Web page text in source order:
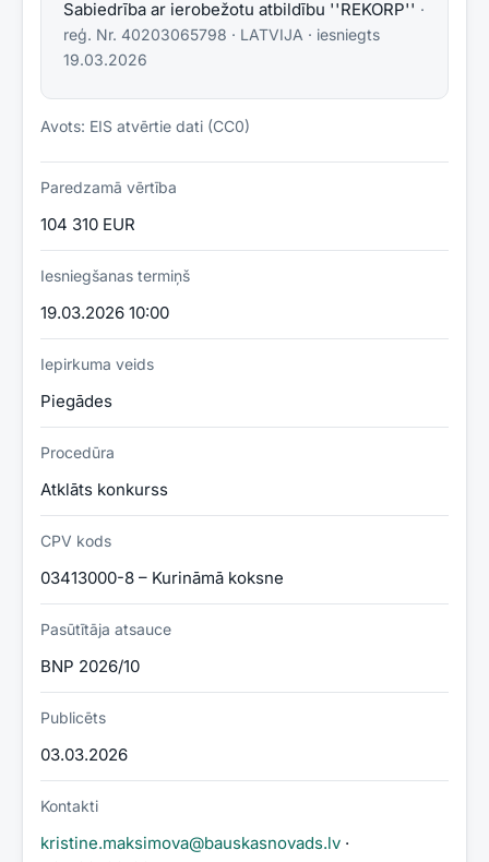
Sabiedrība ar ierobežotu atbildību ''REKORP'' ·
reģ. Nr. 40203065798 · LATVIJA · iesniegts
19.03.2026
Avots: EIS atvērtie dati (CC0)
Paredzamā vērtība
104 310 EUR
Iesniegšanas termiņš
19.03.2026 10:00
Iepirkuma veids
Piegādes
Procedūra
Atklāts konkurss
CPV kods
03413000-8 – Kurināmā koksne
Pasūtītāja atsauce
BNP 2026/10
Publicēts
03.03.2026
Kontakti
kristine.maksimova@bauskasnovads.lv ·